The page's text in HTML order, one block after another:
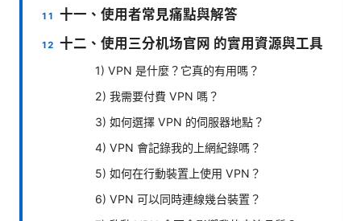
十一、使用者常見痛點與解答
十二、使用三分机场官网 的實用資源與工具
1) VPN 是什麼？它真的有用嗎？
2) 我需要付費 VPN 嗎？
3) 如何選擇 VPN 的伺服器地點？
4) VPN 會記錄我的上網紀錄嗎？
5) 如何在行動裝置上使用 VPN？
6) VPN 可以同時連線幾台裝置？